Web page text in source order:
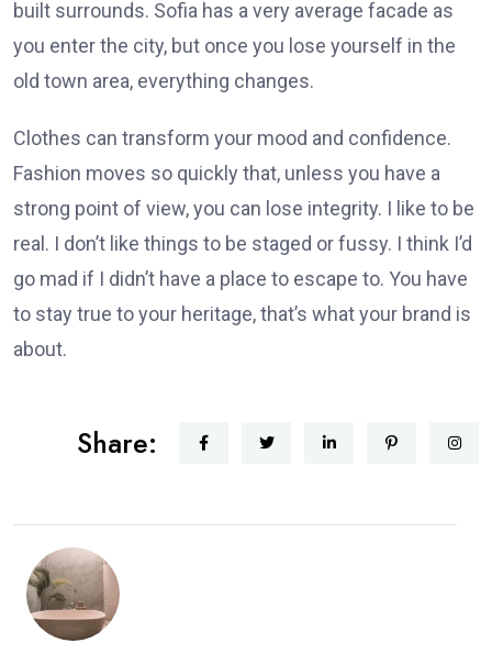
built surrounds. Sofia has a very average facade as
you enter the city, but once you lose yourself in the
old town area, everything changes.
Clothes can transform your mood and confidence.
Fashion moves so quickly that, unless you have a
strong point of view, you can lose integrity. I like to be
real. I don’t like things to be staged or fussy. I think I’d
go mad if I didn’t have a place to escape to. You have
to stay true to your heritage, that’s what your brand is
about.
Share: